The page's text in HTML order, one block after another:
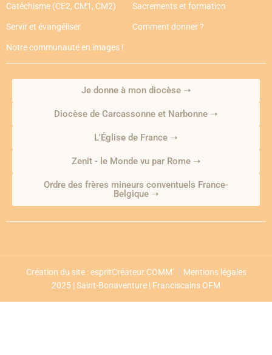
Catéchisme (CE2, CM1, CM2) Sacrements et formation
Servir et évangéliser Comment donner ?
Notre communauté en images !
Je donne à mon diocèse ➝
Diocèse de Carcassonne et Narbonne ➝
L'Église de France ➝
Zenit - le Monde vu par Rome ➝
Ordre des frères mineurs conventuels France-
Belgique ➝
2025 | Saint-Bonaventure | Franciscains OFM
Création du site : espritCréateur.COMM’ Mentions légales